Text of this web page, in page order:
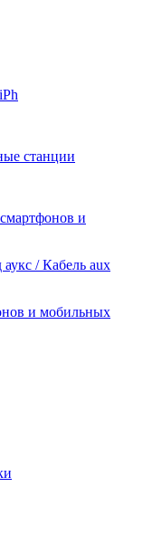
станции
и
/ Кабель aux
и мобильных